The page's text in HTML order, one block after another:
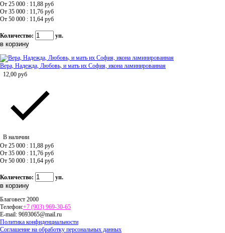
От 25 000 : 11,88 руб
От 35 000 : 11,76 руб
От 50 000 : 11,64 руб
Количество: уп.
Вера, Надежда, Любовь, и мать их София, икона ламинированная
12,00 руб
В наличии
От 25 000 : 11,88 руб
От 35 000 : 11,76 руб
От 50 000 : 11,64 руб
Количество: уп.
Благовест 2000
Телефон:+7 (903) 969-30-65
E-mail: 9693065@mail.ru
Политика конфиденциальности
Соглашение на обработку персональных данных